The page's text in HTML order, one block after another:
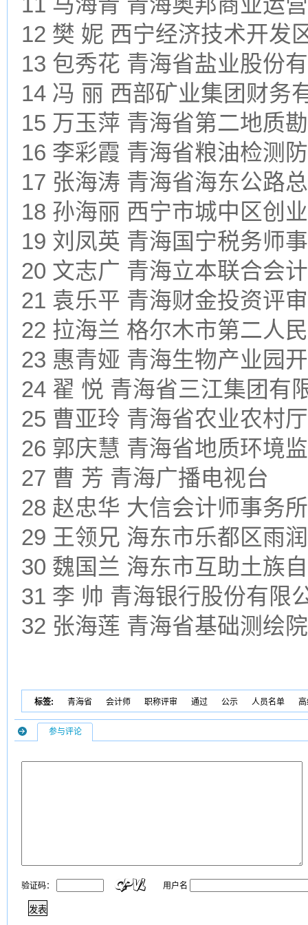
12 樊 妮 西宁经济技术开发
13 包秀花 青海省盐业股份
14 冯 丽 西部矿业集团财务
15 万玉萍 青海省第二地质
16 李彩霞 青海省粮油检测
17 张海涛 青海省海东公路
18 孙海丽 西宁市城中区创
19 刘凤英 青海国宁税务师
20 文志广 青海立本联合会
21 袁乐平 青海财金投资评
22 拉海兰 格尔木市第二人
23 惠青娅 青海生物产业园
24 翟 悦 青海省三江集团有
25 曹亚玲 青海省农业农村
26 郭庆慧 青海省地质环境
27 曹 芳 青海广播电视台
28 赵忠华 大信会计师事务
29 王领兄 海东市乐都区雨
30 魏国兰 海东市互助土族
31 李 帅 青海银行股份有限
32 张海莲 青海省基础测绘院
标签: 青海省 会计师 职称评审 通过 公示 人员名单
参与评论
验证码： 用户名